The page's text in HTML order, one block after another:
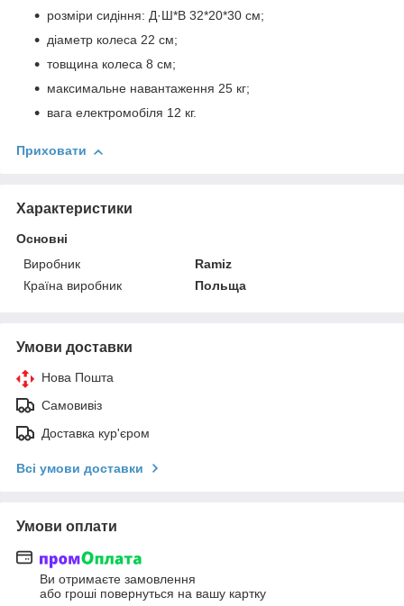
розміри сидіння: Д·Ш*В 32*20*30 см;
діаметр колеса 22 см;
товщина колеса 8 см;
максимальне навантаження 25 кг;
вага електромобіля 12 кг.
Приховати
Характеристики
Основні
Виробник
Ramiz
Країна виробник
Польща
Умови доставки
Нова Пошта
Самовивіз
Доставка кур'єром
Всі умови доставки
Умови оплати
Ви отримаєте замовлення
або гроші повернуться на вашу картку